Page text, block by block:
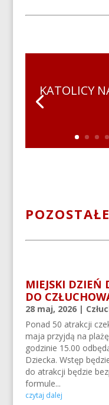
KATOLICY
MIEJSKI DZIEŃ
DO
28 maj, 2026|
Ponad 50 atrakcji
maja przyjdą na
godzinie 15.00
Dziecka. Wstęp
do atrakcji będzie
formule...
czytaj dalej